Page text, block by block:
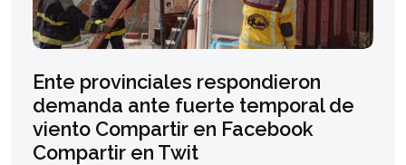
Ente provinciales respondieron
demanda ante fuerte temporal de
viento Compartir en Facebook
Compartir en Twit